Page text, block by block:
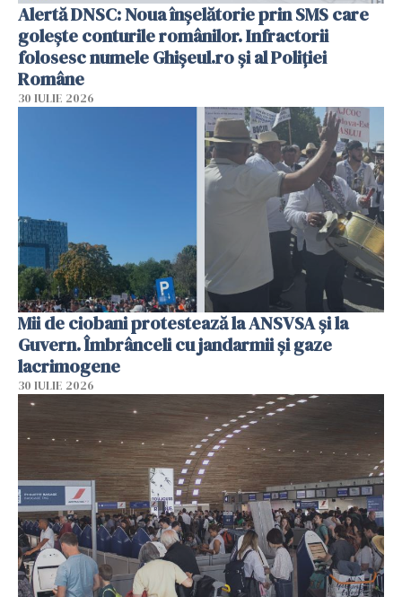
Alertă DNSC: Noua înșelătorie prin SMS care
golește conturile românilor. Infractorii
folosesc numele Ghișeul.ro și al Poliției
Române
30 IULIE 2026
Mii de ciobani protestează la ANSVSA și la
Guvern. Îmbrânceli cu jandarmii și gaze
lacrimogene
30 IULIE 2026